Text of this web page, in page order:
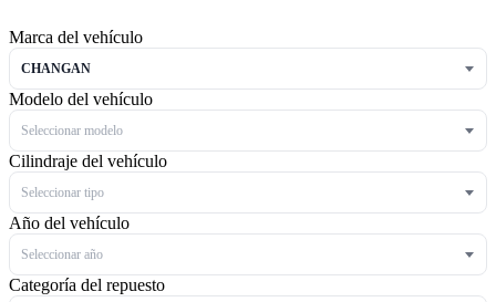
Marca del vehículo
CHANGAN
Modelo del vehículo
Seleccionar modelo
Cilindraje del vehículo
Seleccionar tipo
Año del vehículo
Seleccionar año
Categoría del repuesto